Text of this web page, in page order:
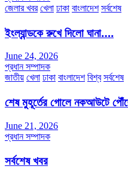
জেলার খবর খেলা ঢাকা বাংলাদেশ সর্বশেষ
ইংল্যান্ডকে রুখে দিলো ঘানা….
June 24, 2026
প্রধান সম্পাদক
জাতীয় খেলা ঢাকা বাংলাদেশ বিশ্ব সর্বশেষ
শেষ মুহূর্তের গোলে নকআউটে
June 21, 2026
প্রধান সম্পাদক
সর্বশেষ খবর